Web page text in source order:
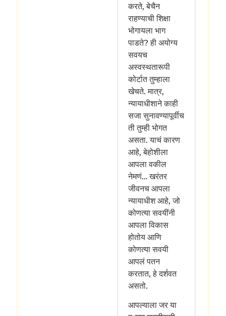
करते, बेचैन
राहण्याची शिक्षा
भोगायला भाग
पाडते? ही अयोग्य
सवयच
अस्वस्थतारूपी
कोर्टात तुम्हाला
खेचते. मात्र,
न्यायाधीशाने काही
सजा सुनावण्यापूर्वीच
ती तुम्ही भोगत
असता. याचं कारण
आहे, बेहोशीला
आपला वकील
नेमणं… खरंतर
जीवनच आपला
न्यायाधीश आहे, जो
कोणत्या सवयींनी
आपला विकास
होतोय आणि
कोणत्या सवयी
आपलं पतन
करतात, हे दर्शवत
असतो.
आपल्याला जर या